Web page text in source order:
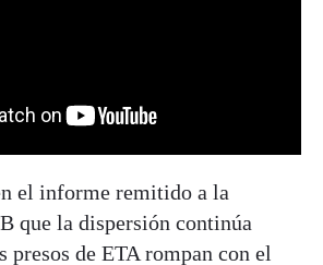
el informe remitido a la
que la dispersión continúa
presos de ETA rompan con el